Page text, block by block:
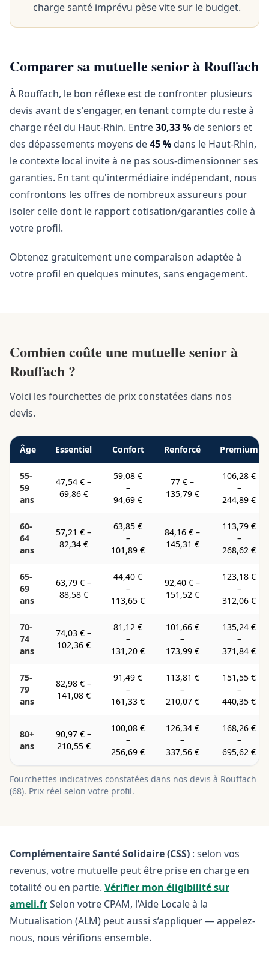
charge santé imprévu pèse vite sur le budget.
Comparer sa mutuelle senior à Rouffach
À Rouffach, le bon réflexe est de confronter plusieurs
devis avant de s'engager, en tenant compte du reste à
charge réel du Haut-Rhin. Entre30,33 % de seniors et
des dépassements moyens de45 % dans le Haut-Rhin,
le contexte local invite à ne pas sous-dimensionner ses
garanties. En tant qu'intermédiaire indépendant, nous
confrontons les offres de nombreux assureurs pour
isoler celle dont le rapport cotisation/garanties colle à
votre profil.
Obtenez gratuitement une comparaison adaptée à
votre profil en quelques minutes, sans engagement.
Combien coûte une mutuelle senior à
Rouffach ?
Voici les fourchettes de prix constatées dans nos
devis.
Âge Essentiel Confort Renforcé Premium
55-
59
ans
47,54 € –
69,86 €
59,08 €
–
94,69 €
77 € –
135,79 €
106,28 €
–
244,89 €
60-
64
ans
57,21 € –
82,34 €
63,85 €
–
101,89 €
84,16 € –
145,31 €
113,79 €
–
268,62 €
65-
69
ans
63,79 € –
88,58 €
44,40 €
–
113,65 €
92,40 € –
151,52 €
123,18 €
–
312,06 €
70-
74
ans
74,03 € –
102,36 €
81,12 €
–
131,20 €
101,66 €
–
173,99 €
135,24 €
–
371,84 €
75-
79
ans
82,98 € –
141,08 €
91,49 €
–
161,33 €
113,81 €
–
210,07 €
151,55 €
–
440,35 €
80+
ans
90,97 € –
210,55 €
100,08 €
–
256,69 €
126,34 €
–
337,56 €
168,26 €
–
695,62 €
Fourchettes indicatives constatées dans nos devis à Rouffach
(68). Prix réel selon votre profil.
Complémentaire Santé Solidaire (CSS) : selon vos
revenus, votre mutuelle peut être prise en charge en
totalité ou en partie. Vérifier mon éligibilité sur
ameli.frSelon votre CPAM, l’Aide Locale à la
Mutualisation (ALM) peut aussi s’appliquer — appelez-
nous, nous vérifions ensemble.